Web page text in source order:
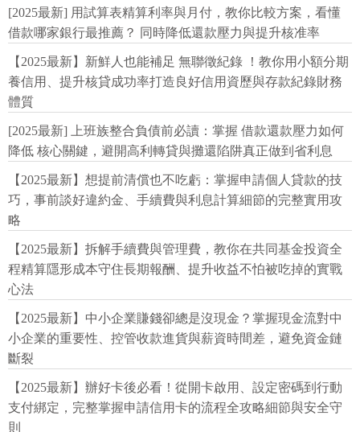
[2025最新] 用試算表精算利率與月付，教你比較方案，看懂
借款哪家銀行最推薦？ 同時降低還款壓力與提升核准率
【2025最新】新鮮人也能補足 無聯徵紀錄 ！教你用小額分期
養信用、提升核貸成功率打造良好信用資歷與存款紀錄財務
體質
[2025最新] 上班族整合負債前必讀：掌握 借款還款壓力如何
降低 核心關鍵，避開高利轉貸與攤還陷阱真正做到省利息
【2025最新】想提前清償也不吃虧：掌握申請個人貸款的技
巧，事前談好違約金、手續費與利息計算細節的完整實用攻
略
【2025最新】拆解手續費與管理費，教你在共同基金投資全
程精算隱形成本守住長期報酬、提升收益不怕被吃掉的實戰
心法
【2025最新】中小企業賺錢卻總是沒現金？掌握現金流對中
小企業的重要性、控管收款進貨與薪資時間差，避免資金鏈
斷裂
【2025最新】辦好卡後必看！從開卡啟用、設定密碼到行動
支付綁定，完整掌握申請信用卡的流程全攻略細節與安全守
則